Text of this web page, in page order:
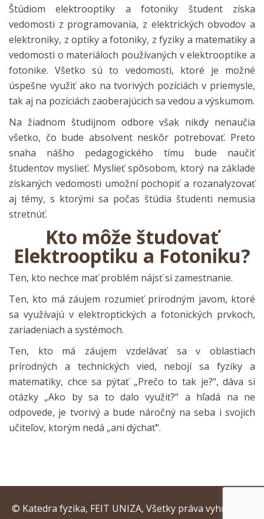
Štúdiom elektrooptiky a fotoniky študent získa
vedomosti z programovania, z elektrických obvodov a
elektroniky, z optiky a fotoniky, z fyziky a matematiky a
vedomosti o materiáloch používaných v elektrooptike a
fotonike. Všetko sú to vedomosti, ktoré je možné
úspešne využiť ako na tvorivých pozíciách v priemysle,
tak aj na pozíciách zaoberajúcich sa vedou a výskumom.
Na žiadnom študijnom odbore však nikdy nenaučia
všetko, čo bude absolvent neskôr potrebovať. Preto
snaha nášho pedagogického tímu bude naučiť
študentov myslieť. Myslieť spôsobom, ktorý na základe
získaných vedomosti umožní pochopiť a rozanalyzovať
aj témy, s ktorými sa počas štúdia študenti nemusia
stretnúť.
Kto môže študovať
Elektrooptiku a Fotoniku?
Ten, kto nechce mať problém nájsť si zamestnanie.
Ten, kto má záujem rozumieť prírodným javom, ktoré
sa využívajú v elektroptických a fotonických prvkoch,
zariadeniach a systémoch.
Ten, kto má záujem vzdelávať sa v oblastiach
prírodných a technických vied, nebojí sa fyziky a
matematiky, chce sa pýtať „Prečo to tak je?“, dáva si
otázky „Ako by sa to dalo využiť?“ a hľadá na ne
odpovede, je tvorivý a bude náročný na seba i svojich
učiteľov, ktorým nedá „ani dýchať“.
© Katedra fyzika, FEIT UNIZA, Všetky práva vyhradené